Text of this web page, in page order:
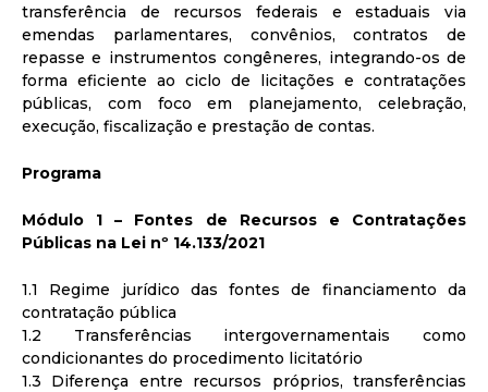
transferência de recursos federais e estaduais via
emendas parlamentares, convênios, contratos de
repasse e instrumentos congêneres, integrando-os de
forma eficiente ao ciclo de licitações e contratações
públicas, com foco em planejamento, celebração,
execução, fiscalização e prestação de contas.
Programa
Módulo 1 – Fontes de Recursos e Contratações
Públicas na Lei nº 14.133/2021
1.1 Regime jurídico das fontes de financiamento da
contratação pública
1.2 Transferências intergovernamentais como
condicionantes do procedimento licitatório
1.3 Diferença entre recursos próprios, transferências